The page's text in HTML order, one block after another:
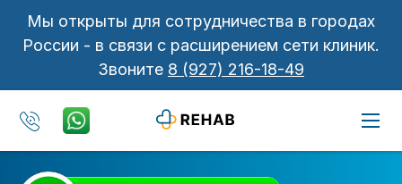
Мы открыты для сотрудничества в городах
России - в связи с расширением сети клиник.
Звоните 8 (927) 216-18-49